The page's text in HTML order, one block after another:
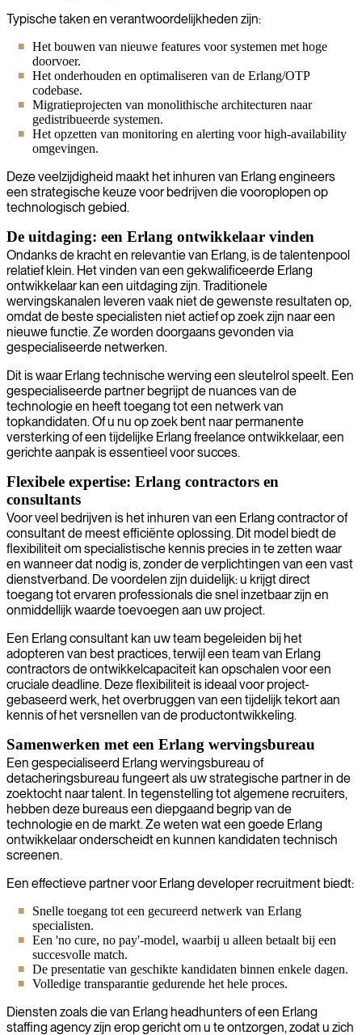
Typische taken en verantwoordelijkheden zijn:
Het bouwen van nieuwe features voor systemen met hoge
doorvoer.
Het onderhouden en optimaliseren van de Erlang/OTP
codebase.
Migratieprojecten van monolithische architecturen naar
gedistribueerde systemen.
Het opzetten van monitoring en alerting voor high-availability
omgevingen.
Deze veelzijdigheid maakt het inhuren van Erlang engineers
een strategische keuze voor bedrijven die vooroplopen op
technologisch gebied.
De uitdaging: een Erlang ontwikkelaar vinden
Ondanks de kracht en relevantie van Erlang, is de talentenpool
relatief klein. Het vinden van een gekwalificeerde Erlang
ontwikkelaar kan een uitdaging zijn. Traditionele
wervingskanalen leveren vaak niet de gewenste resultaten op,
omdat de beste specialisten niet actief op zoek zijn naar een
nieuwe functie. Ze worden doorgaans gevonden via
gespecialiseerde netwerken.
Dit is waar Erlang technische werving een sleutelrol speelt. Een
gespecialiseerde partner begrijpt de nuances van de
technologie en heeft toegang tot een netwerk van
topkandidaten. Of u nu op zoek bent naar permanente
versterking of een tijdelijke Erlang freelance ontwikkelaar, een
gerichte aanpak is essentieel voor succes.
Flexibele expertise: Erlang contractors en
consultants
Voor veel bedrijven is het inhuren van een Erlang contractor of
consultant de meest efficiënte oplossing. Dit model biedt de
flexibiliteit om specialistische kennis precies in te zetten waar
en wanneer dat nodig is, zonder de verplichtingen van een vast
dienstverband. De voordelen zijn duidelijk: u krijgt direct
toegang tot ervaren professionals die snel inzetbaar zijn en
onmiddellijk waarde toevoegen aan uw project.
Een Erlang consultant kan uw team begeleiden bij het
adopteren van best practices, terwijl een team van Erlang
contractors de ontwikkelcapaciteit kan opschalen voor een
cruciale deadline. Deze flexibiliteit is ideaal voor project-
gebaseerd werk, het overbruggen van een tijdelijk tekort aan
kennis of het versnellen van de productontwikkeling.
Samenwerken met een Erlang wervingsbureau
Een gespecialiseerd Erlang wervingsbureau of
detacheringsbureau fungeert als uw strategische partner in de
zoektocht naar talent. In tegenstelling tot algemene recruiters,
hebben deze bureaus een diepgaand begrip van de
technologie en de markt. Ze weten wat een goede Erlang
ontwikkelaar onderscheidt en kunnen kandidaten technisch
screenen.
Een effectieve partner voor Erlang developer recruitment biedt:
Snelle toegang tot een gecureerd netwerk van Erlang
specialisten.
Een 'no cure, no pay'-model, waarbij u alleen betaalt bij een
succesvolle match.
De presentatie van geschikte kandidaten binnen enkele dagen.
Volledige transparantie gedurende het hele proces.
Diensten zoals die van Erlang headhunters of een Erlang
staffing agency zijn erop gericht om u te ontzorgen, zodat u zich